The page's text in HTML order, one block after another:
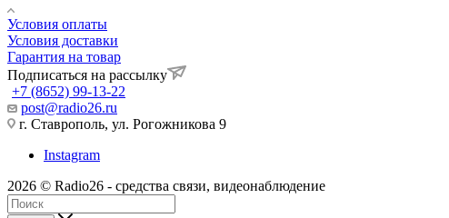
Условия оплаты
Условия доставки
Гарантия на товар
Подписаться на рассылку
+7 (8652) 99-13-22
post@radio26.ru
г. Ставрополь, ул. Рогожникова 9
Instagram
2026 © Radio26 - средства связи, видеонаблюдение